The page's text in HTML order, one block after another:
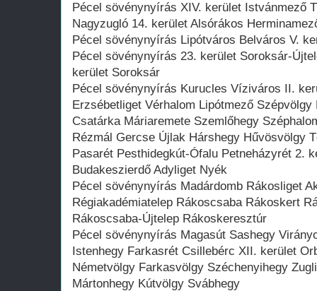
Pécel sövénynyírás XIV. kerület Istvánmező
Nagyzugló 14. kerület Alsórákos
Pécel sövénynyírás Lipótváros Belváros V.
Pécel sövénynyírás 23. kerület Soroksár-
kerület Soroksár
Pécel sövénynyírás Kurucles Víziváros II.
Erzsébetliget Vérhalom Lipótmező
Csatárka Máriaremete Szemlőhegy
Rézmál Gercse Újlak Hárshegy Hűvösvölgy
Pasarét Pesthidegkút-Ófalu Petneházyrét 2.
Budakeszierdő Adyliget Nyék
Pécel sövénynyírás Madárdomb Rákosliget
Régiakadémiatelep Rákoscsaba Rákoskert
Rákoscsaba-Újtelep Rákoskeresztúr
Pécel sövénynyírás Magasút Sashegy
Istenhegy Farkasrét Csillebérc XII. kerület
Németvölgy Farkasvölgy Széchenyihegy
Mártonhegy Kútvölgy Svábhegy